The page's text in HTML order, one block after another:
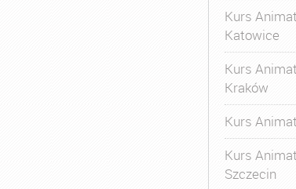
Kurs
Katowice
Kurs
Kraków
Kurs
Kurs
Szczecin